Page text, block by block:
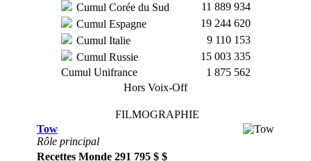
Cumul Corée du Sud
11 889 934
Cumul Espagne
19 244 620
Cumul Italie
9 110 153
Cumul Russie
15 003 335
Cumul Unifrance
1 875 562
Hors Voix-Off
FILMOGRAPHIE
Tow
Rôle principal
Recettes Monde 291 795 $ $